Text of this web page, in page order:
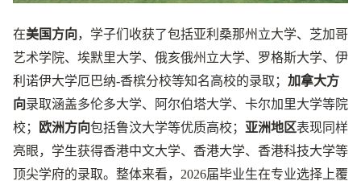
在美国方向，学子们收获了包括亚利桑那州立大学、芝加哥
艺术学院、埃默里大学、俄亥俄州立大学、罗格斯大学、伊
利诺伊大学厄巴纳-香槟分校等知名高校的录取； 加拿大方
向录取涵盖多伦多大学、阿尔伯塔大学、卡尔加里大学等院
校；
欧洲方向包括鲁汶大学等优质高校； 亚洲地区表现同样
亮眼，学生获得香港中文大学、香港大学、香港科技大学等
顶尖学府的录取。整体来看，2026届毕业生在专业选择上覆